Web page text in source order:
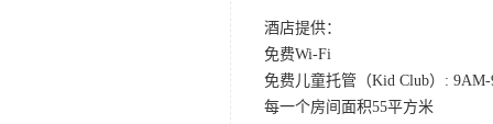
酒店提供：
免费Wi-Fi
免费儿童托管（Kid Club）:
每一个房间面积55平方米